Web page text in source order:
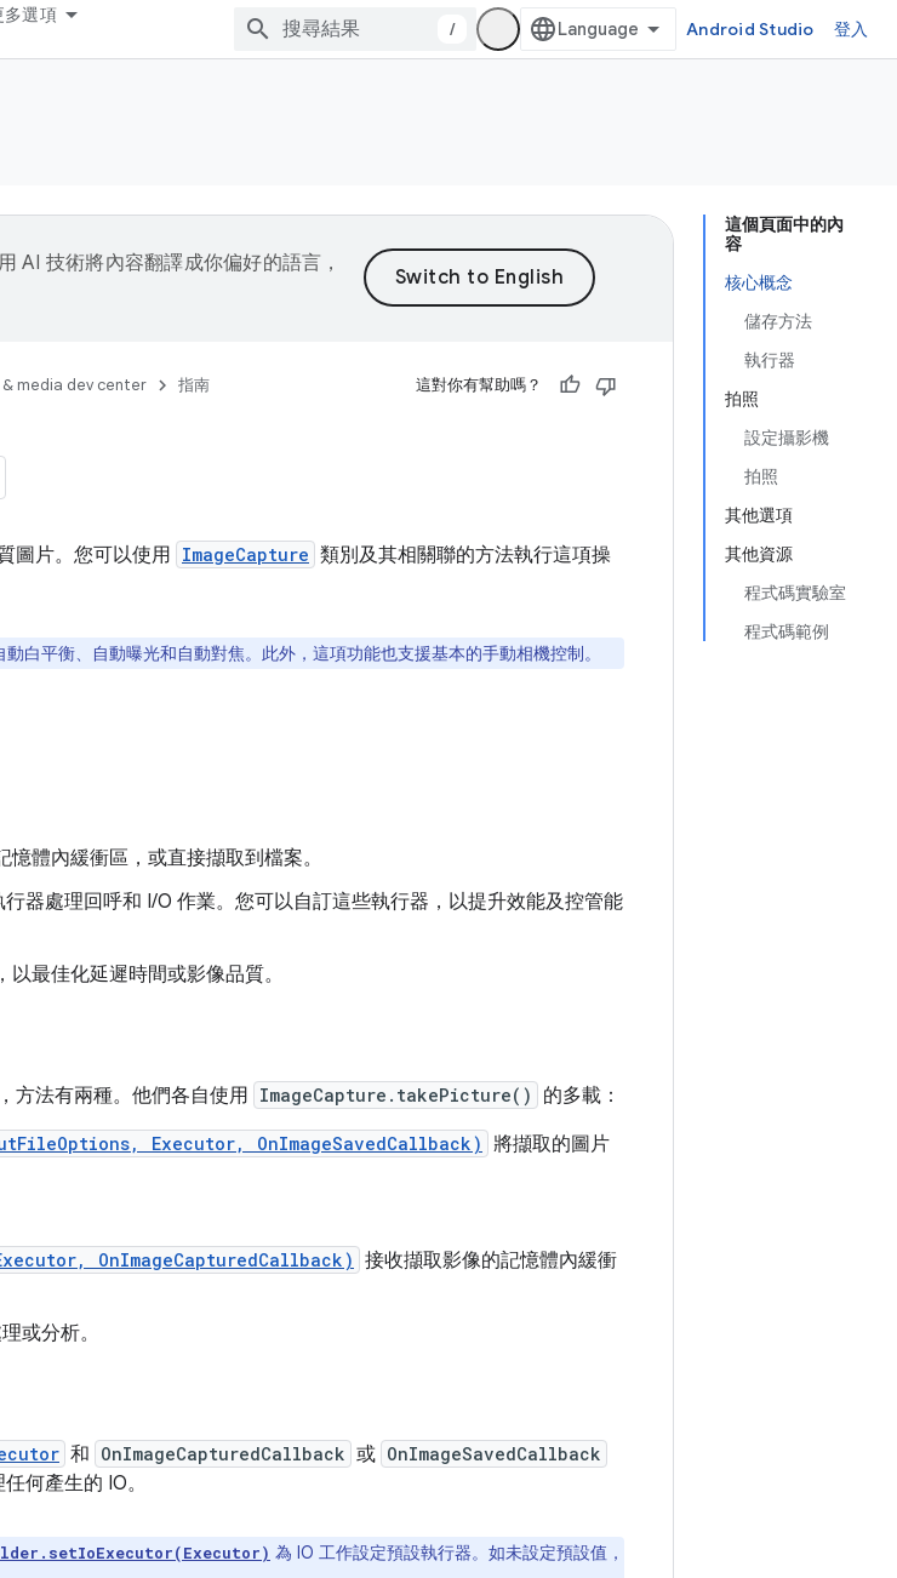
多選項
/ Android Studio 登入
這個頁面中的內
容
核心概念
儲存方法
執行器
拍照
設定攝影機
拍照
其他選項
其他資源
程式碼實驗室
程式碼範例
AI 技術將內容翻譯成你偏好的語言，
media dev center 指南 這對你有幫助嗎？
圖片。您可以使用 ImageCapture 類別及其相關聯的方法執行這項操
白平衡、自動曝光和自動對焦。此外，這項功能也支援基本的手動相機控制。
體內緩衝區，或直接擷取到檔案。
行器處理回呼和 I/O 作業。您可以自訂這些執行器，以提升效能及控管能
最佳化延遲時間或影像品質。
方法有兩種。他們各自使用 ImageCapture.takePicture()
的多載：
Executor, OnImageSavedCallback) 將擷取的圖片
OnImageCapturedCallback) 接收擷取影像的記憶體內緩衝
或分析。
和 OnImageCapturedCallback 或 OnImageSavedCallback
何產生的 IO。
為 IO 工作設定預設執行器。如未設定預設值，